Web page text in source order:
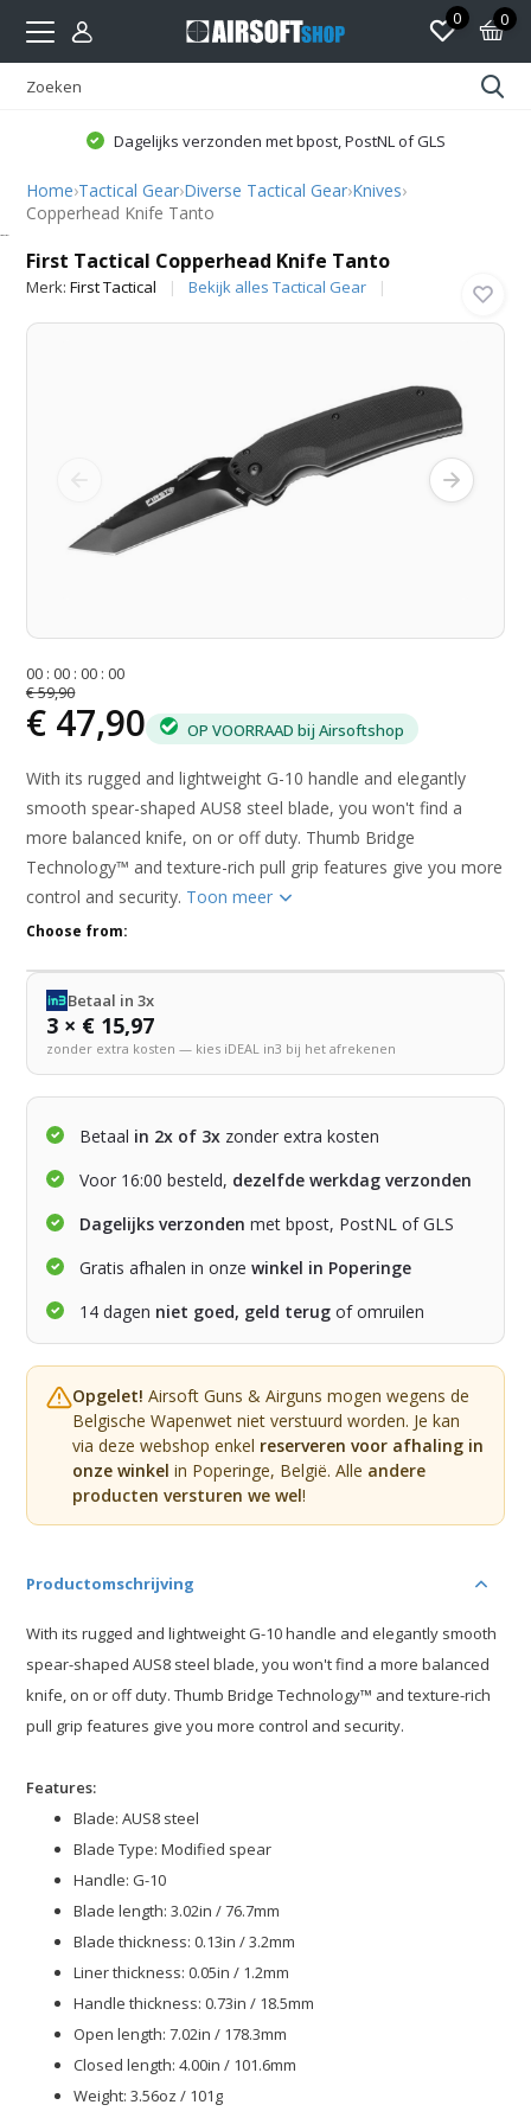
0 0
Dagelijks verzonden met bpost, PostNL of GLS
Home›Tactical Gear›Diverse Tactical Gear›Knives›
Copperhead Knife Tanto
First Tactical Copperhead Knife Tanto
Merk:First Tactical Bekijk alles Tactical Gear
00 :00 :00 :00
€ 59,90
€ 47,90 OP VOORRAAD bij Airsoftshop
With its rugged and lightweight G-10 handle and elegantly
smooth spear-shaped AUS8 steel blade, you won't find a
more balanced knife, on or off duty. Thumb Bridge
Technology™ and texture-rich pull grip features give you more
control and security. Toon meer
Choose from:
Betaal in 3x
3 × € 15,97
zonder extra kosten — kies iDEAL in3 bij het afrekenen
Betaal in 2x of 3x zonder extra kosten
Voor 16:00 besteld, dezelfde werkdag verzonden
Dagelijks verzonden met bpost, PostNL of GLS
Gratis afhalen in onzewinkel in Poperinge
14 dagen niet goed, geld terug of omruilen
Opgelet! Airsoft Guns & Airguns mogen wegens de
Belgische Wapenwet niet verstuurd worden. Je kan
via deze webshop enkel reserveren voor afhaling in
onze winkel in Poperinge, België. Alle andere
producten versturen we wel!
Productomschrijving
With its rugged and lightweight G-10 handle and elegantly smooth
spear-shaped AUS8 steel blade, you won't find a more balanced
knife, on or off duty. Thumb Bridge Technology™ and texture-rich
pull grip features give you more control and security.
Features:
Blade: AUS8 steel
Blade Type: Modified spear
Handle: G-10
Blade length: 3.02in / 76.7mm
Blade thickness: 0.13in / 3.2mm
Liner thickness: 0.05in / 1.2mm
Handle thickness: 0.73in / 18.5mm
Open length: 7.02in / 178.3mm
Closed length: 4.00in / 101.6mm
Weight: 3.56oz / 101g